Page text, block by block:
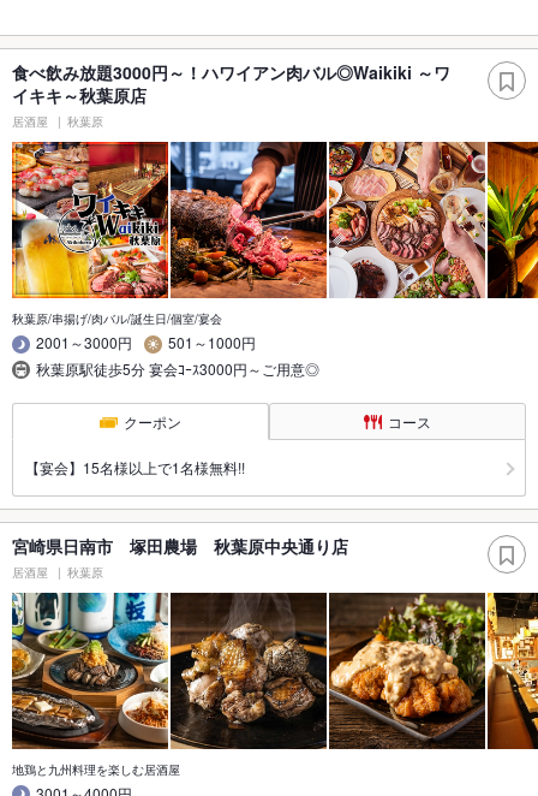
食べ飲み放題3000円～！ハワイアン肉バル◎Waikiki ～ワ
イキキ～秋葉原店
居酒屋 秋葉原
秋葉原/串揚げ/肉バル/誕生日/個室/宴会
2001～3000円
501～1000円
秋葉原駅徒歩5分 宴会ｺｰｽ3000円～ご用意◎
クーポン コース
【宴会】15名様以上で1名様無料!!
宮崎県日南市 塚田農場 秋葉原中央通り店
居酒屋 秋葉原
地鶏と九州料理を楽しむ居酒屋